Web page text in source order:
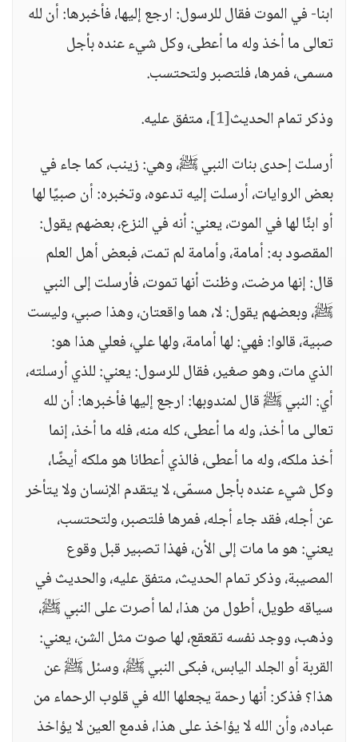
ابنا- في الموت فقال للرسول: ارجع إليها، فأخبرها: أن لله
تعالى ما أخذ وله ما أعطى، وكل شيء عنده بأجل
مسمى، فمرها، فلتصبر ولتحتسب.
وذكر تمام الحديث[1] ، متفق عليه.
أرسلت إحدى بنات النبي ﷺ، وهي: زينب، كما جاء في
بعض الروايات، أرسلت إليه تدعوه، وتخبره: أن صبيًا لها
أو ابنًا لها في الموت، يعني: أنه في النزع، بعضهم يقول:
المقصود به: أمامة، وأمامة لم تمت، فبعض أهل العلم
قال: إنها مرضت، وظنت أنها تموت، فأرسلت إلى النبي
ﷺ، وبعضهم يقول: لا، هما واقعتان، وهذا صبي، وليست
صبية، قالوا: فهي: لها أمامة، ولها علي، فعلي هذا هو:
الذي مات، وهو صغير، فقال للرسول: يعني: للذي أرسلته،
أي: النبي ﷺ قال لمندوبها: ارجع إليها فأخبرها: أن لله
تعالى ما أخذ، وله ما أعطى، كله منه، فله ما أخذ، إنما
أخذ ملكه، وله ما أعطى، فالذي أعطانا هو ملكه أيضًا،
وكل شيء عنده بأجل مسمّى، لا يتقدم الإنسان ولا يتأخر
عن أجله، فقد جاء أجله، فمرها فلتصبر، ولتحتسب،
يعني: هو ما مات إلى الأن، فهذا تصبير قبل وقوع
المصيبة، وذكر تمام الحديث، متفق عليه، والحديث في
سياقه طويل، أطول من هذا، لما أصرت على النبي ﷺ،
وذهب، ووجد نفسه تقعقع، لها صوت مثل الشن، يعني:
القربة أو الجلد اليابس، فبكى النبي ﷺ، وسئل ﷺ عن
هذا؟ فذكر: أنها رحمة يجعلها الله في قلوب الرحماء من
عباده، وأن الله لا يؤاخذ على هذا، فدمع العين لا يؤاخذ